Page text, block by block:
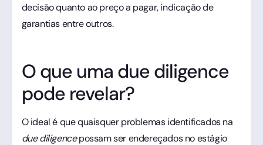
decisão quanto ao preço a pagar, indicação de
garantias entre outros.
O que uma due diligence
pode revelar?
O ideal é que quaisquer problemas identificados na
due diligencepossam ser endereçados no estágio